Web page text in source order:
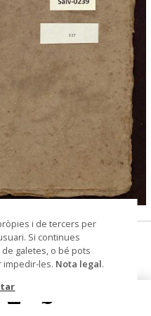
Ajuntament
Pourr.
d'herbari
i de tercers per
Si continues
de galetes, o bé pots
impedir-les. Nota legal.